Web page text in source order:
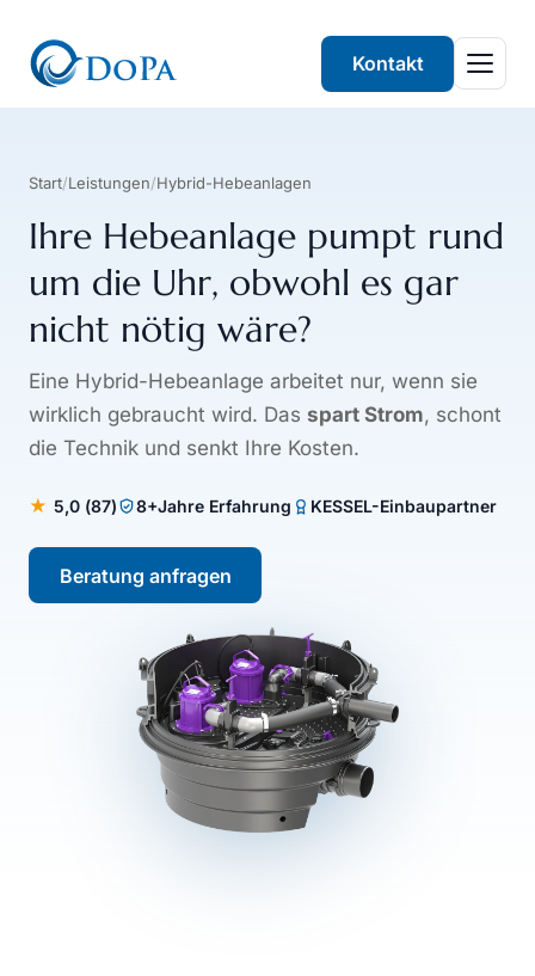
Kontakt
Start/Leistungen/Hybrid-Hebeanlagen
Ihre Hebeanlage pumpt rund
um die Uhr, obwohl es gar
nicht nötig wäre?
Eine Hybrid-Hebeanlage arbeitet nur, wenn sie
wirklich gebraucht wird. Das spart Strom, schont
die Technik und senkt Ihre Kosten.
★ 5,0 (87) 8+Jahre Erfahrung KESSEL-Einbaupartner
Beratung anfragen